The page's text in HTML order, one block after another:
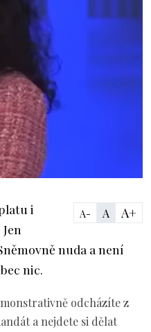
A- A A+
i
nuda a není
nic.
odcházíte z
a nejdete si dělat